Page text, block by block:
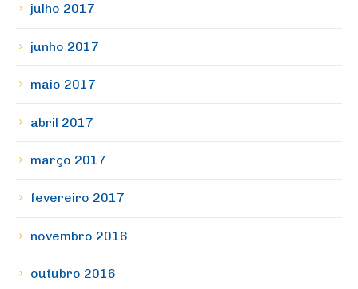
julho 2017
junho 2017
maio 2017
abril 2017
março 2017
fevereiro 2017
novembro 2016
outubro 2016